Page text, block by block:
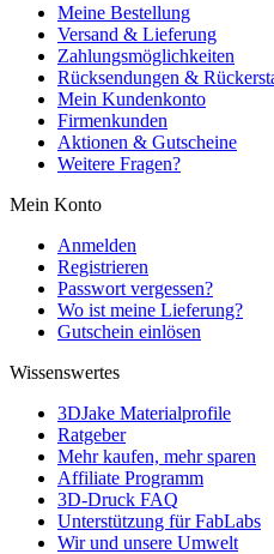
Meine Bestellung
Versand & Lieferung
Zahlungsmöglichkeiten
Rücksendungen &
Mein Kundenkonto
Firmenkunden
Aktionen & Gutscheine
Weitere Fragen?
Mein Konto
Anmelden
Registrieren
Passwort vergessen?
Wo ist meine Lieferung?
Gutschein einlösen
Wissenswertes
3DJake Materialprofile
Ratgeber
Mehr kaufen, mehr sparen
Affiliate Programm
3D-Druck FAQ
Unterstützung für FabLabs
Wir und unsere Umwelt